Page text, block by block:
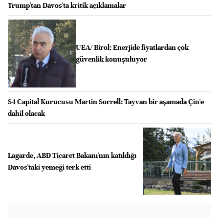
Trump'tan Davos'ta kritik açıklamalar
UEA/ Birol: Enerjide fiyatlardan çok
güvenlik konuşuluyor
S4 Capital Kurucusu Martin Sorrell: Tayvan bir aşamada Çin'e
dahil olacak
Lagarde, ABD Ticaret Bakanı'nın katıldığı
Davos'taki yemeği terk etti